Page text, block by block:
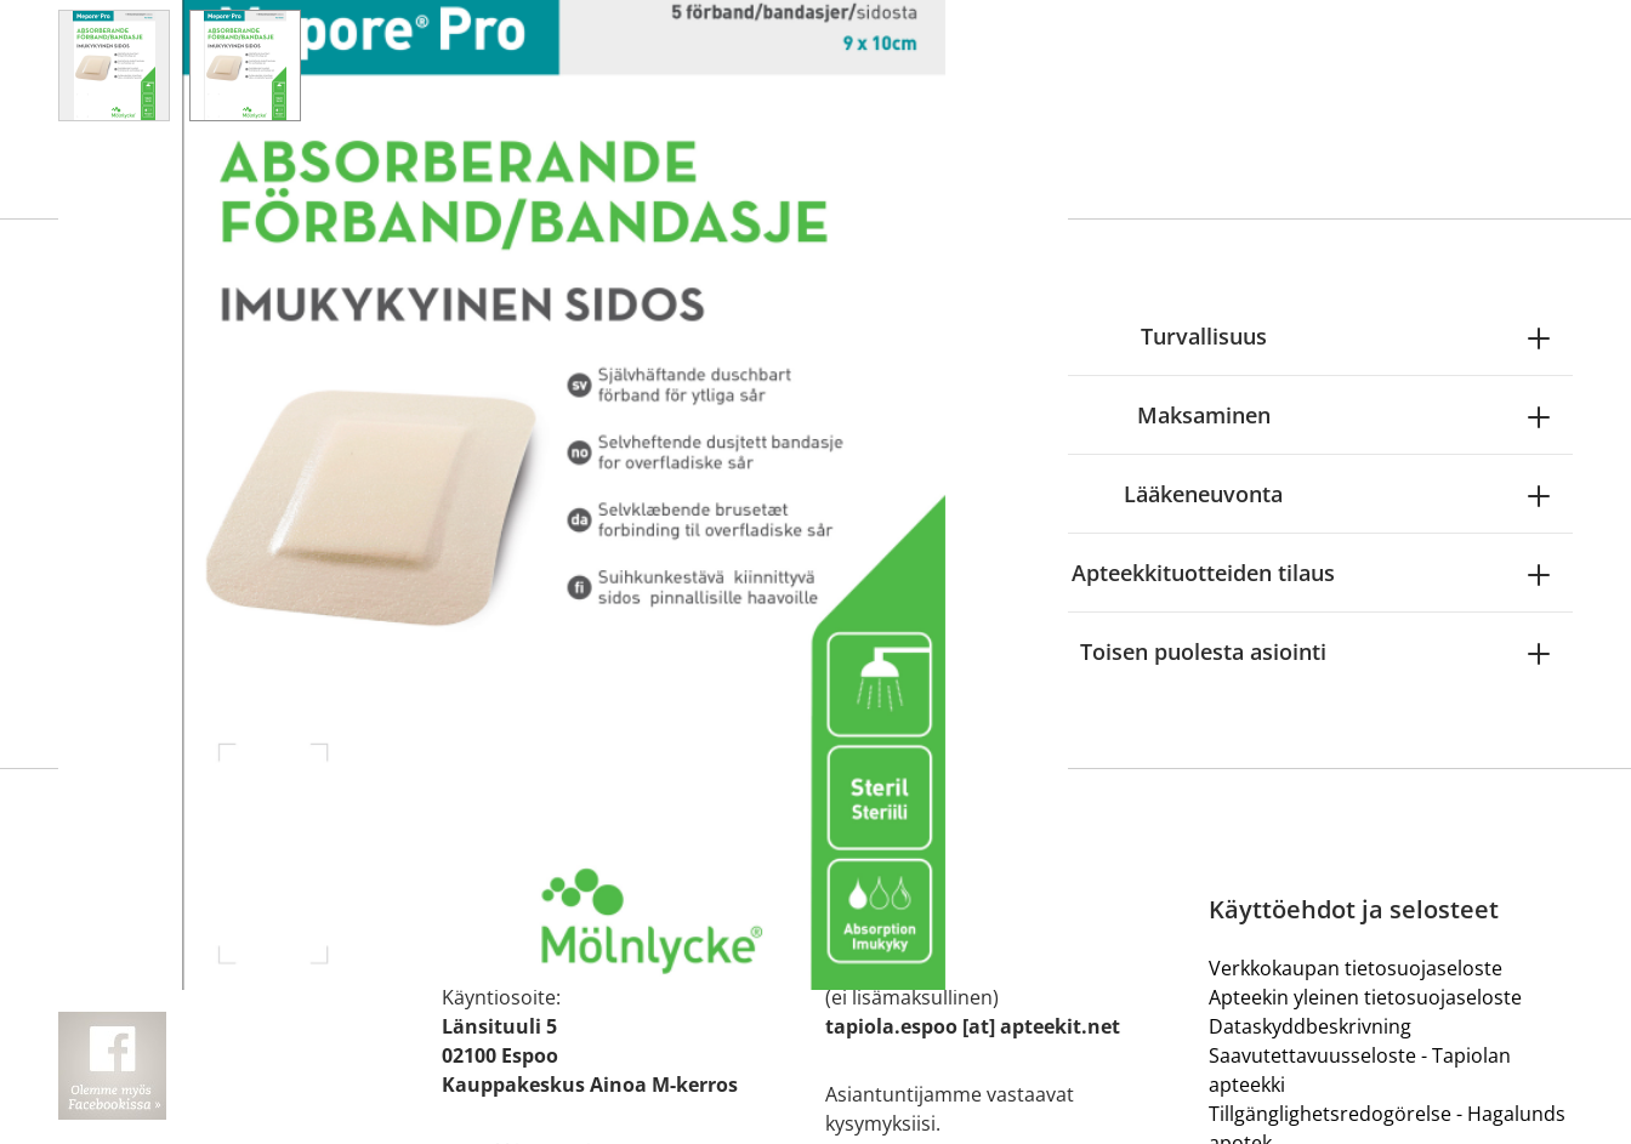
View larger imageView larger image
Miten tilaan reseptilääkkeitä
Reseptilääkkeiden tilaaminen edellyttää voimassa olevaa reseptiä, ja voit
omakanta.fi
-palvelusta. Tilausta varten sinun pitää ensin
tunnistautua. Apteekki käsittelee tilauksesi, jonka jälkeen voit maksaa ostoksesi.
Siirry reseptilääketilaukseen
Turvallisuus
Maksaminen
Lääkeneuvonta
Apteekkituotteiden tilaus
Toisen puolesta asiointi
Apteekin tiedot
Katso sijainti kartalla
Käyntiosoite:
Länsituuli 5
02100 Espoo
Kauppakeskus Ainoa M-kerros
Asiakaspalvelu
09 4520 130
(ei lisämaksullinen)
tapiola.espoo [at] apteekit.net
Asiantuntijamme vastaavat
kysymyksiisi.
Käyttöehdot ja selosteet
Verkkokaupan tietosuojaseloste
Apteekin yleinen tietosuojaseloste
Dataskyddbeskrivning
Saavutettavuusseloste - Tapiolan
apteekki
Tillgänglighetsredogörelse - Hagalunds